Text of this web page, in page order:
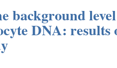
background
DNA: